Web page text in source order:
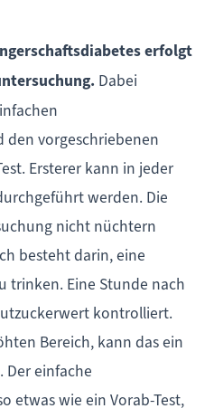
erfolgt
Dabei
den vorgeschriebenen
Ersterer kann in jeder
werden. Die
nicht nüchtern
besteht darin, eine
trinken. Eine Stunde nach
kontrolliert.
Bereich, kann das ein
Der einfache
etwas wie ein Vorab-Test,